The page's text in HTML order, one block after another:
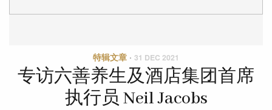
特辑文章 · 31 DEC 2021
专访六善养生及酒店集团首席
执行员 Neil Jacobs